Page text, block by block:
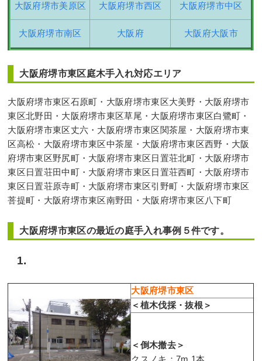
大阪府堺市美原区 大阪府堺市西区 大阪府堺市中区
大阪府堺市南区 大阪府 大阪府大阪市
大阪府堺市東区庭木手入れ対応エリア
大阪府堺市東区石原町・大阪府堺市東区大美野・大阪府堺市
東区北野田・大阪府堺市東区草尾・大阪府堺市東区白鷺町・
大阪府堺市東区丈六・大阪府堺市東区関茶屋・大阪府堺市東
区高松・大阪府堺市東区中茶屋・大阪府堺市東区西野・大阪
府堺市東区野尻町・大阪府堺市東区日置荘北町・大阪府堺市
東区日置荘田中町・大阪府堺市東区日置荘西町・大阪府堺市
東区日置荘原寺町・大阪府堺市東区引野町・大阪府堺市東区
菩提町・大阪府堺市東区南野田・大阪府堺市東区八下町
大阪府堺市東区の最近の庭手入れ事例５件です。
1.
大阪府堺市東区
＜植木伐採・抜根＞
＜倒木撤去＞